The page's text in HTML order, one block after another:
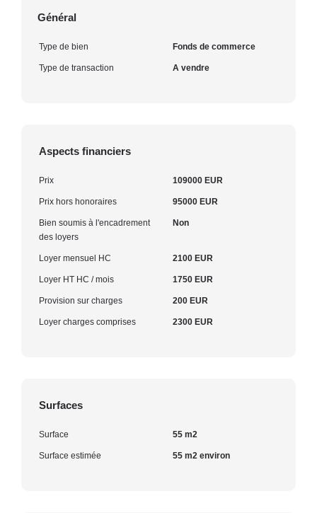
Général
Type de bien Fonds de commerce
Type de transaction A vendre
Aspects financiers
Prix 109000 EUR
Prix hors honoraires 95000 EUR
Bien soumis à l'encadrement
des loyers
Non
Loyer mensuel HC 2100 EUR
Loyer HT HC / mois 1750 EUR
Provision sur charges 200 EUR
Loyer charges comprises 2300 EUR
Surfaces
Surface 55 m2
Surface estimée 55 m2 environ